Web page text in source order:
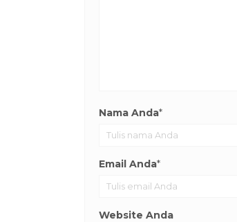
Nama Anda*
Email Anda*
Website Anda